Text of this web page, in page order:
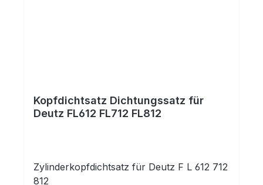
Kopfdichtsatz Dichtungssatz für
Deutz FL612 FL712 FL812
Zylinderkopfdichtsatz für Deutz F L 612 712
812